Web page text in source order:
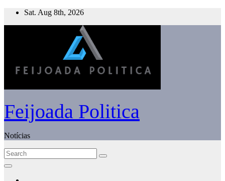
Skip
Sat. Aug 8th, 2026
Feijoada Politica
Notícias